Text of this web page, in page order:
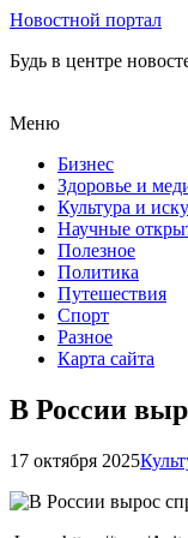
Новостной портал
Будь в центре
Меню
Бизнес
Здоровье и
Культура и
Научные
Полезное
Политика
Путешествия
Спорт
Разное
Карта сайта
В России
17 октября 2025